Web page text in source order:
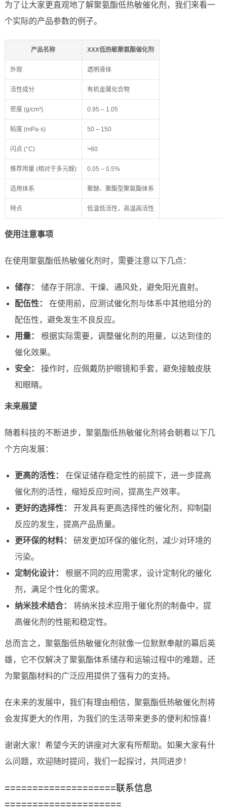
为了让大家更直观地了解聚氨酯低热敏催化剂，我们来看一
个实际的产品参数的例子。
产品名称 XXX低热敏聚氨酯催化剂
外观 透明液体
活性成分 有机金属化合物
密度 (g/cm³) 0.95 – 1.05
粘度 (mPa·s) 50 – 150
闪点 (°C) >60
推荐用量 (相对于多元醇) 0.05 – 0.5%
适用体系 聚醚、聚酯型聚氨酯体系
特点 低温低活性，高温高活性
使用注意事项
在使用聚氨酯低热敏催化剂时，需要注意以下几点：
储存：
储存于阴凉、干燥、通风处，避免阳光直射。
配伍性：
在使用前，应测试催化剂与体系中其他组分的
配伍性，避免发生不良反应。
用量：
根据实际需要，调整催化剂的用量，以达到佳的
催化效果。
安全：
操作时，应佩戴防护眼镜和手套，避免接触皮肤
和眼睛。
未来展望
随着科技的不断进步，聚氨酯低热敏催化剂将会朝着以下几
个方向发展：
更高的活性：
在保证储存稳定性的前提下，进一步提高
催化剂的活性，缩短反应时间，提高生产效率。
更好的选择性：
开发具有更高选择性的催化剂，抑制副
反应的发生，提高产品质量。
更环保的材料：
研发更加环保的催化剂，减少对环境的
污染。
定制化设计：
根据不同的应用需求，设计定制化的催化
剂，满足个性化的需求。
纳米技术结合：
将纳米技术应用于催化剂的制备中，提
高催化剂的性能和稳定性。
总而言之，聚氨酯低热敏催化剂就像一位默默奉献的幕后英
雄，它不仅解决了聚氨酯体系储存和运输过程中的难题，还
为聚氨酯材料的广泛应用提供了强有力的支持。
在未来的发展中，我们有理由相信，聚氨酯低热敏催化剂将
会发挥更大的作用，为我们的生活带来更多的便利和惊喜！
谢谢大家！希望今天的讲座对大家有所帮助。如果大家有什
么问题，欢迎随时提问，我们一起探讨，共同进步！
====================联系信息
=====================